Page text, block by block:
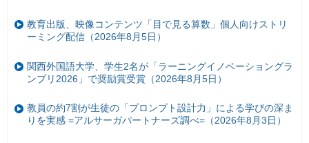
教育出版、映像コンテンツ「目で見る算数」個人向けストリ
ーミング配信（2026年8月5日）
関西外国語大学、学生2名が「ラーニングイノベーショングラ
ンプリ2026」で奨励賞受賞（2026年8月5日）
教員の約7割が生徒の「プロンプト設計力」による学びの深ま
りを実感 =アルサーガパートナーズ調べ=（2026年8月3日）